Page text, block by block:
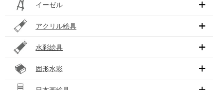
イーゼル
アクリル絵具
水彩絵具
固形水彩